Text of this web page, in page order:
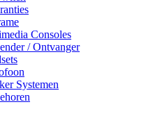
Consoles
/ Ontvanger
Systemen